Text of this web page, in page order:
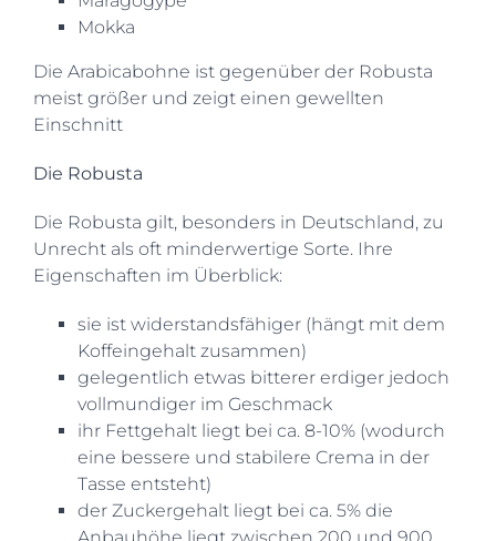
Mokka
Die Arabicabohne ist gegenüber der Robusta
meist größer und zeigt einen gewellten
Einschnitt
Die Robusta
Die Robusta gilt, besonders in Deutschland, zu
Unrecht als oft minderwertige Sorte. Ihre
Eigenschaften im Überblick:
sie ist widerstandsfähiger (hängt mit dem
Koffeingehalt zusammen)
gelegentlich etwas bitterer erdiger jedoch
vollmundiger im Geschmack
ihr Fettgehalt liegt bei ca. 8-10% (wodurch
eine bessere und stabilere Crema in der
Tasse entsteht)
der Zuckergehalt liegt bei ca. 5% die